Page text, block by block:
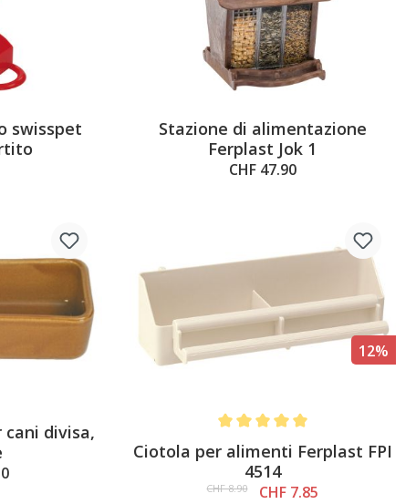
swisspet
Stazione di alimentazione
Ferplast Jok 1
CHF 47.90
divisa,
12%
Average rating of 5 out of 5 stars
Ciotola per alimenti Ferplast FPI
4514
CHF 8.90 CHF 7.85